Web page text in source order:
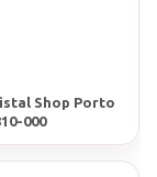
Shop Porto
000